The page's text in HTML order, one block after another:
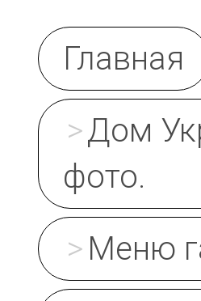
Главная
Дом
фото.
Меню